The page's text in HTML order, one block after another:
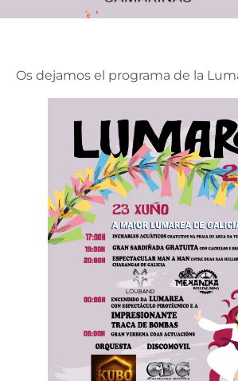
Os dejamos el programa de la